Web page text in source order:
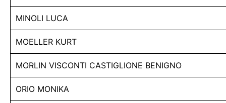
MINOLI LUCA
MOELLER KURT
MORLIN VISCONTI CASTIGLIONE BENIGNO
ORIO MONIKA